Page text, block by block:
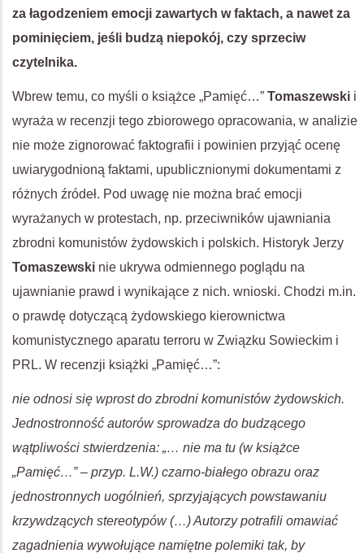
za łagodzeniem emocji zawartych w faktach, a nawet za
pominięciem, jeśli budzą niepokój, czy sprzeciw
czytelnika.
Wbrew temu, co myśli o książce „Pamięć…” Tomaszewski i
wyraża w recenzji tego zbiorowego opracowania, w analizie
nie może zignorować faktografii i powinien przyjąć ocenę
uwiarygodnioną faktami, upublicznionymi dokumentami z
różnych źródeł. Pod uwagę nie można brać emocji
wyrażanych w protestach, np. przeciwników ujawniania
zbrodni komunistów żydowskich i polskich. Historyk Jerzy
Tomaszewski nie ukrywa odmiennego poglądu na
ujawnianie prawd i wynikające z nich. wnioski. Chodzi m.in.
o prawdę dotyczącą żydowskiego kierownictwa
komunistycznego aparatu terroru w Związku Sowieckim i
PRL. W recenzji książki „Pamięć…”:
nie odnosi się wprost do zbrodni komunistów żydowskich.
Jednostronność autorów sprowadza do budzącego
wątpliwości stwierdzenia: „… nie ma tu (w książce
„Pamięć…” – przyp. L.W.) czarno-białego obrazu oraz
jednostronnych uogólnień, sprzyjających powstawaniu
krzywdzących stereotypów (…) Autorzy potrafili omawiać
zagadnienia wywołujące namiętne polemiki tak, by